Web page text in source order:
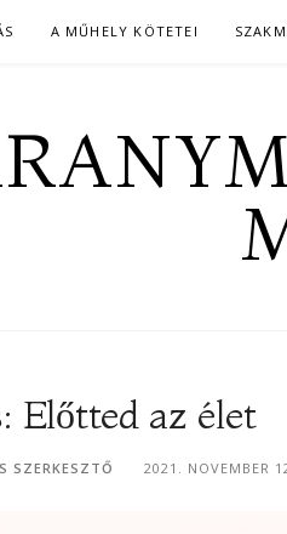
A MŰHELY KÖTETEI
Előtted az élet
SZERKESZTŐ 2021. NOVEMBER